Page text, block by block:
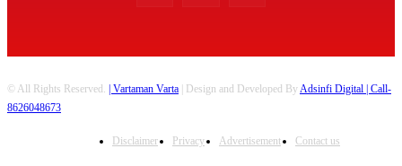
© All Rights Reserved. | Vartaman Varta | Design and Developed ByAdsinfi Digital | Call-
8626048673
Disclaimer Privacy Advertisement Contact us